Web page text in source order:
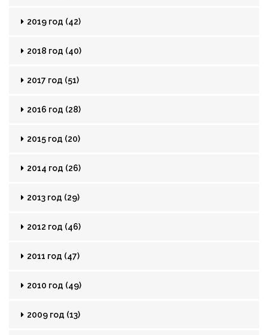
2019 год (42)
2018 год (40)
2017 год (51)
2016 год (28)
2015 год (20)
2014 год (26)
2013 год (29)
2012 год (46)
2011 год (47)
2010 год (49)
2009 год (13)